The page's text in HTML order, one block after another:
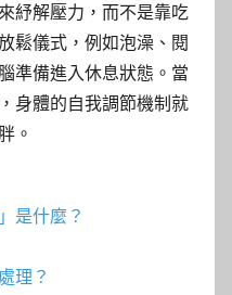
紓解壓力，而不是靠吃
鬆儀式，例如泡澡、閱
準備進入休息狀態。當
身體的自我調節機制就
。
」是什麼？
理？